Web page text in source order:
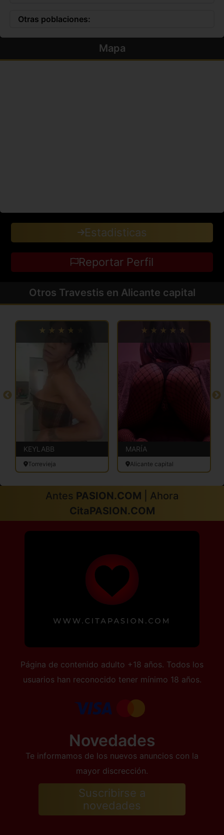
Otras poblaciones:
Mapa
Estadisticas
Reportar Perfil
Otros Travestis en Alicante capital
KEYLABB
Torrevieja
MARÍA
Alicante capital
Antes PASION.COM | Ahora
CitaPASION.COM
Página de contenido adulto +18 años. Todos los
usuarios han reconocido tener mínimo 18 años.
Novedades
Te informamos de los nuevos anuncios con la
mayor discrección.
Suscribirse a
novedades